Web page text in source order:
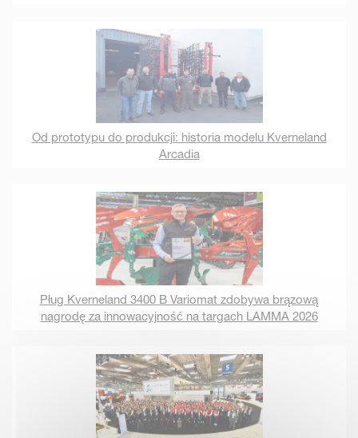
Od prototypu do produkcji: historia modelu Kverneland
Arcadia
Pług Kverneland 3400 B Variomat zdobywa brązową
nagrodę za innowacyjność na targach LAMMA 2026